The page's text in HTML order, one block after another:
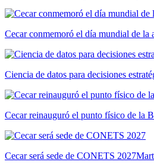
Cecar conmemoró el día mundial de la
Ciencia de datos para decisiones
Cecar reinauguró el punto físico de la
Cecar será sede de CONETS 2027